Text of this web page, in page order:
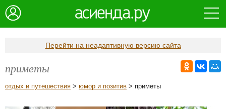
Перейти на неадаптивную версию сайта
приметы
отдых и путешествия > юмор и позитив > приметы